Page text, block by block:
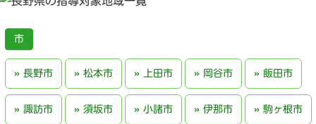
長野市 松本市 上田市 岡谷市 飯田市
諏訪市 須坂市 小諸市 伊那市 駒ヶ根市